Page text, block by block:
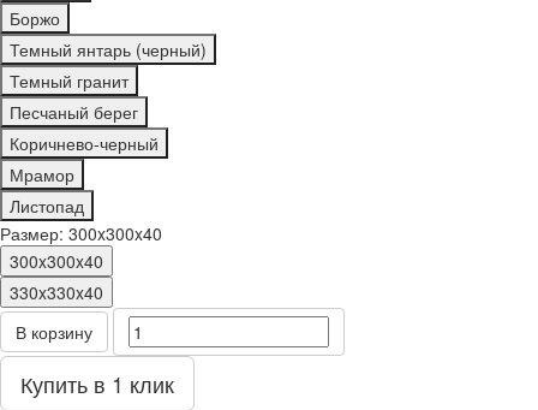
Боржо
Темный янтарь (черный)
Темный гранит
Песчаный берег
Коричнево-черный
Мрамор
Листопад
Размер: 300x300x40
300x300x40
330x330x40
В корзину
Купить в 1 клик